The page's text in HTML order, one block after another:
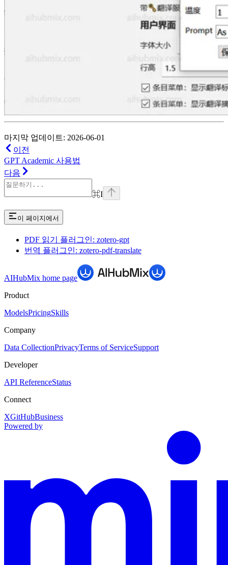
마지막 업데이트: 2026-06-01
이전
GPT Academic 사용법
다음
⌘I
이 페이지에서
PDF 읽기 플러그인: zotero-gpt
번역 플러그인: zotero-pdf-translate
AIHubMix home page
Product
ModelsPricingSkills
Company
Data CollectionPrivacyTerms of ServiceSupport
Developer
API ReferenceStatus
Connect
XGitHubBusiness
Powered by